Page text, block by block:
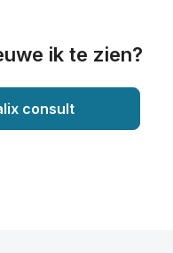
ik te zien?
consult